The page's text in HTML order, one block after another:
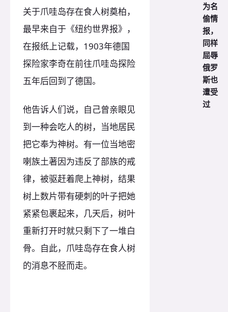
关于爪哇岛存在食人树奠柏，
最早来自于《纽约世界报》，
在报纸上记载，1903年德国
探险家李奇在前往爪哇岛探险
五年后回到了德国。
他告诉人们说，自己曾亲眼见
到一种会吃人的树，当地居民
把它奉为神树。有一位当地密
喇族土著因为违反了部族的戒
律，被驱赶着爬上神树，结果
树上数片带有硬刺的叶子把她
紧紧包裹起来，几天后，树叶
重新打开时就只剩下了一堆白
骨。自此，爪哇岛存在食人树
的消息不胫而走。
为名
偷情
报，
同样
屈辱
俄罗
斯也
遭受
过